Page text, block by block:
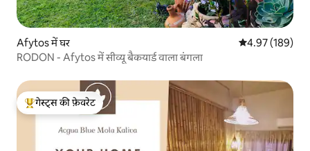
Afytos में घर औसत रेटिंग 5 में से
4.97 (189)
RODON - Afytos में सीव्यू बैकयार्ड वाला बंगला
गेस्ट्स का टॉप फ़ेवरेट
गेस्ट्स की फ़ेवरेट